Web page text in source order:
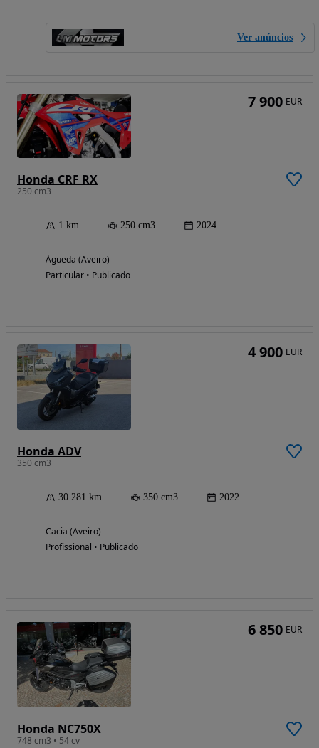
Ver anúncios
Honda CRF RX
250 cm3
1 km 250 cm3 2024
Águeda (Aveiro)
Particular • Publicado
7 900 EUR
Honda ADV
350 cm3
30 281 km 350 cm3 2022
Cacia (Aveiro)
Profissional • Publicado
4 900 EUR
Honda NC750X
748 cm3 • 54 cv
6 850 EUR